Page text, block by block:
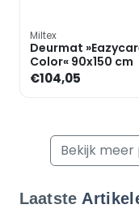
Miltex
Deurmat
Color« 90x150 cm
€104,05
Bekijk
Laatste